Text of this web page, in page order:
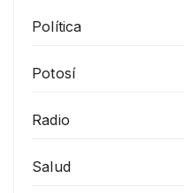
Política
Potosí
Radio
Salud